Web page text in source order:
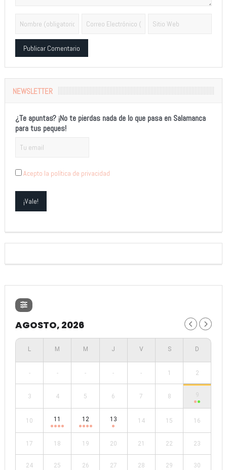
NEWSLETTER
¿Te apuntas? ¡No te pierdas nada de lo que pasa en Salamanca
para tus peques!
Acepto la política de privacidad
AGOSTO, 2026
- - - - - 1 2
3 4 5 6 7 8 9
10 11 12 13 14 15 16
17 18 19 20 21 22 23
24 25 26 27 28 29 30